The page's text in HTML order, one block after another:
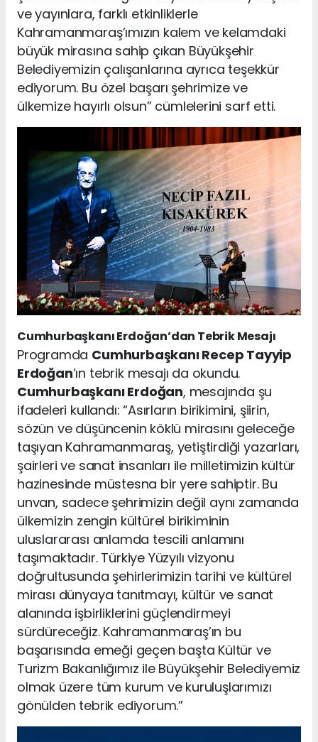
ve yayınlara, farklı etkinliklerle
Kahramanmaraş’ımızın kalem ve kelamdaki
büyük mirasına sahip çıkan Büyükşehir
Belediyemizin çalışanlarına ayrıca teşekkür
ediyorum. Bu özel başarı şehrimize ve
ülkemize hayırlı olsun” cümlelerini sarf etti.
Cumhurbaşkanı Erdoğan’dan Tebrik Mesajı
Programda Cumhurbaşkanı Recep Tayyip
Erdoğan’ın tebrik mesajı da okundu.
Cumhurbaşkanı Erdoğan, mesajında şu
ifadeleri kullandı: “Asırların birikimini, şiirin,
sözün ve düşüncenin köklü mirasını geleceğe
taşıyan Kahramanmaraş, yetiştirdiği yazarları,
şairleri ve sanat insanları ile milletimizin kültür
hazinesinde müstesna bir yere sahiptir. Bu
unvan, sadece şehrimizin değil aynı zamanda
ülkemizin zengin kültürel birikiminin
uluslararası anlamda tescili anlamını
taşımaktadır. Türkiye Yüzyılı vizyonu
doğrultusunda şehirlerimizin tarihi ve kültürel
mirası dünyaya tanıtmayı, kültür ve sanat
alanında işbirliklerini güçlendirmeyi
sürdüreceğiz. Kahramanmaraş’ın bu
başarısında emeği geçen başta Kültür ve
Turizm Bakanlığımız ile Büyükşehir Belediyemiz
olmak üzere tüm kurum ve kuruluşlarımızı
gönülden tebrik ediyorum.”